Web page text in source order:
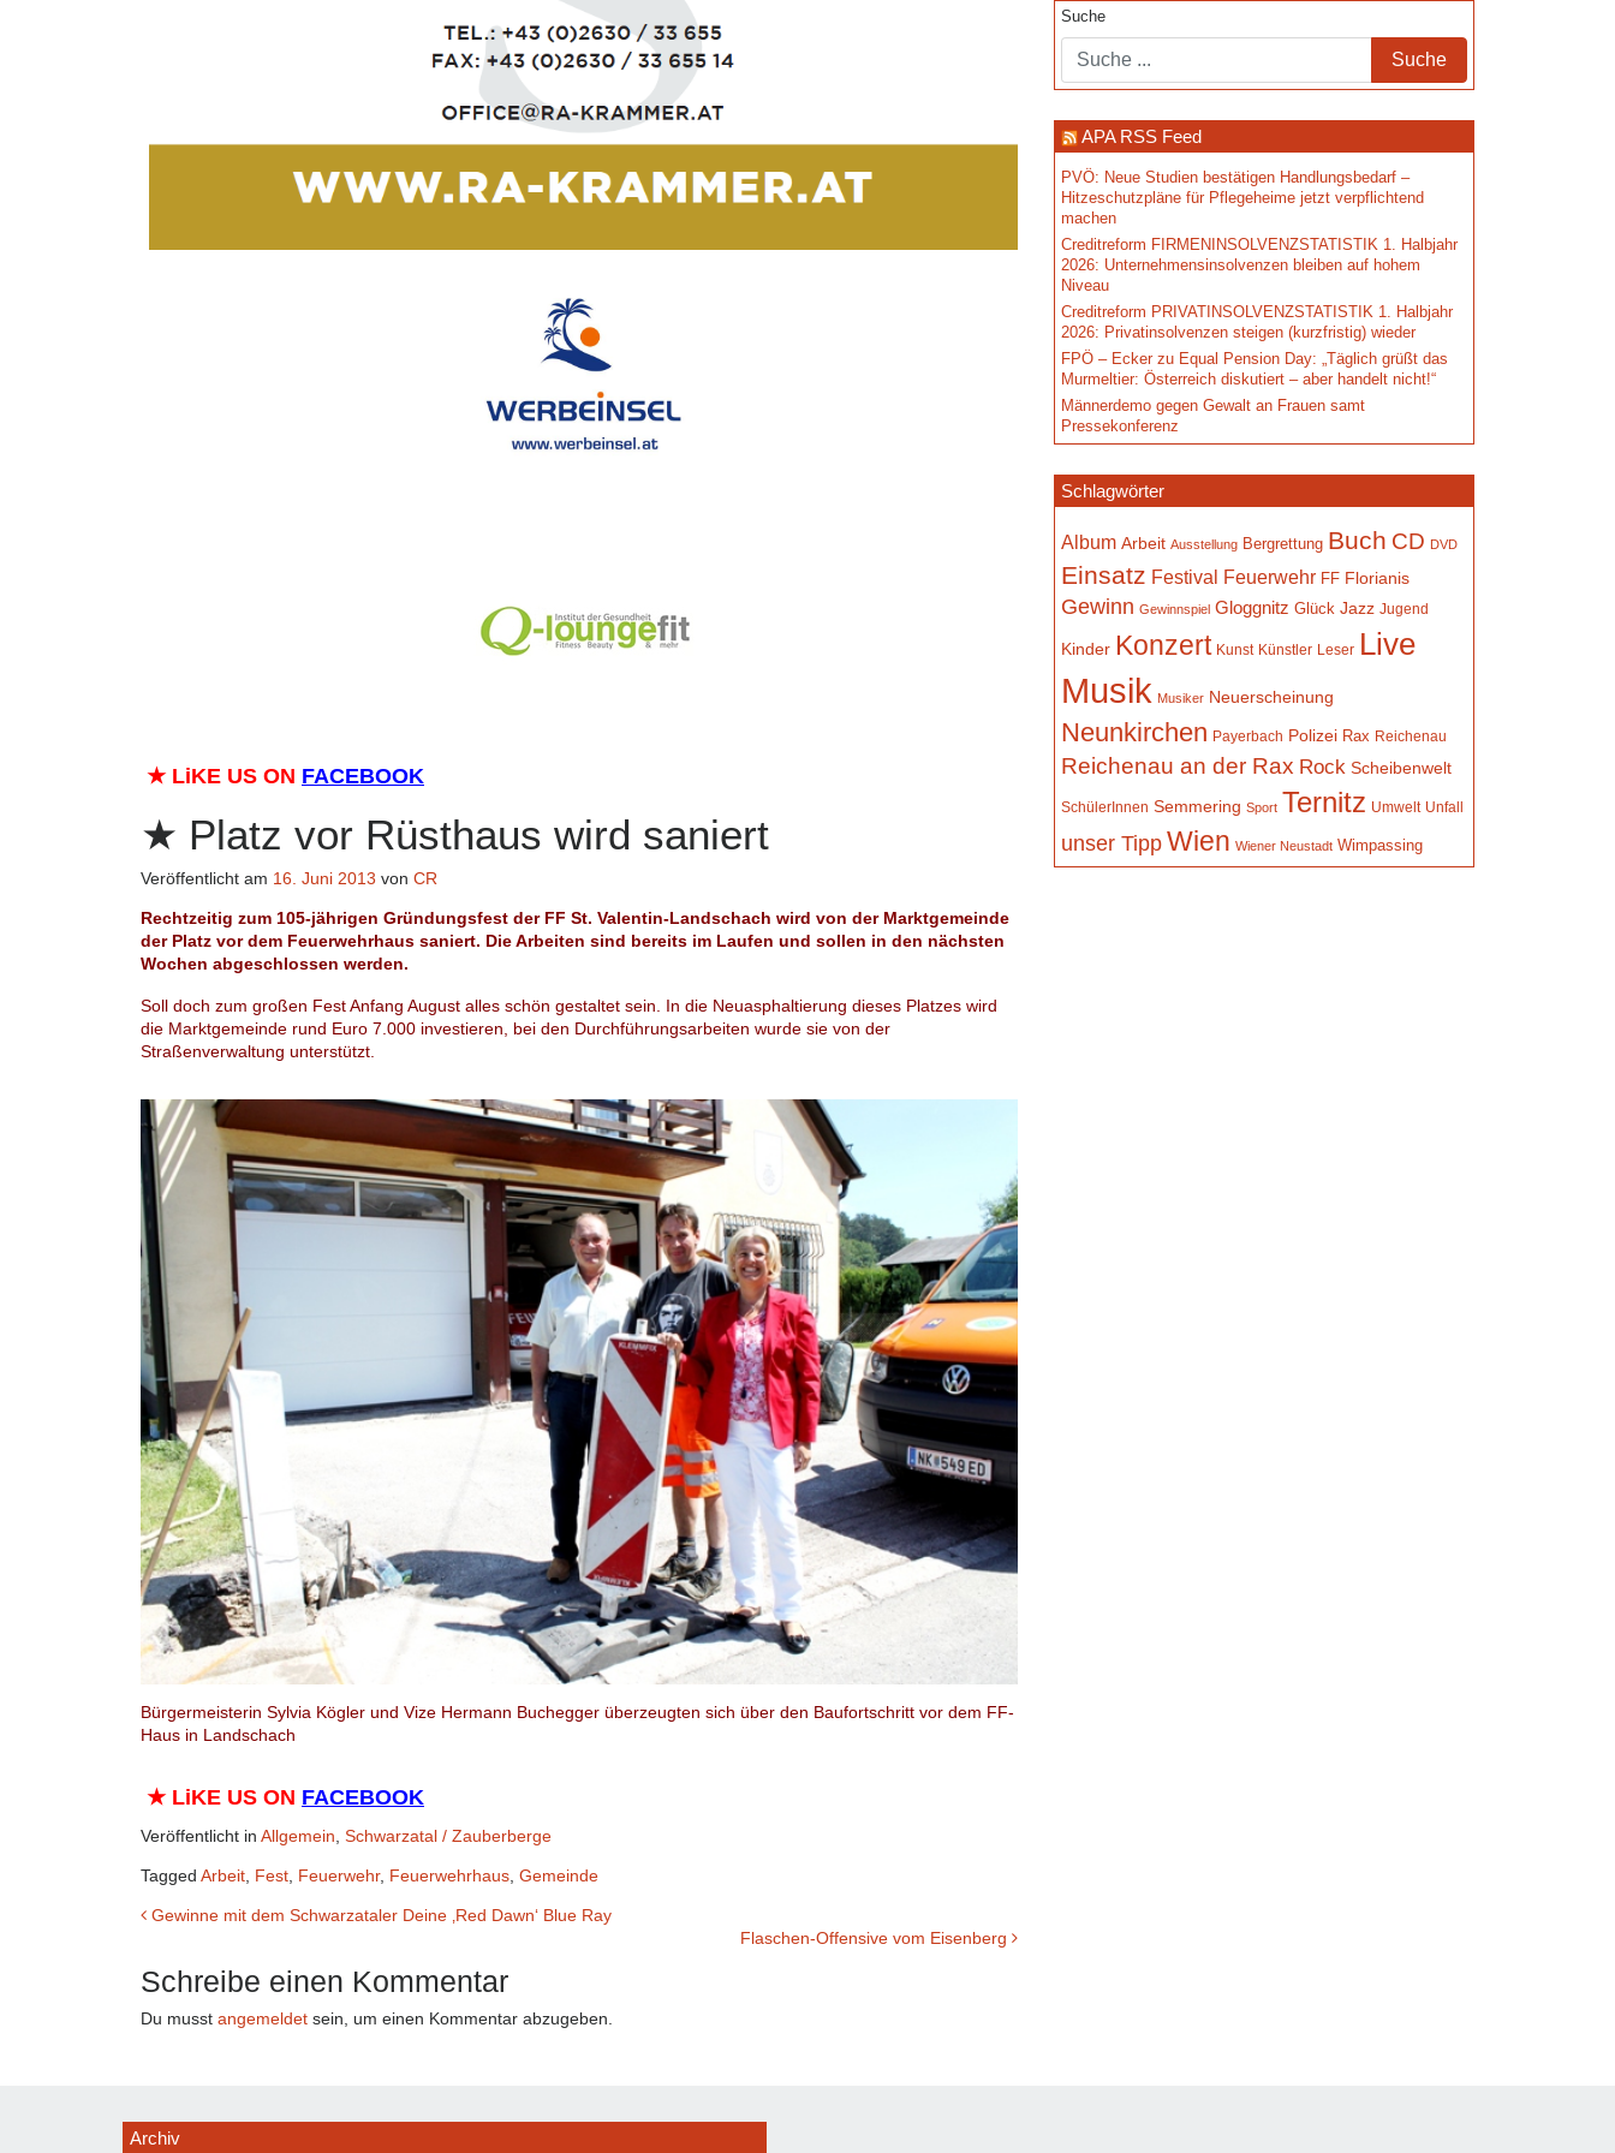
★ LiKE US ON FACEBOOK
Platz vor Rüsthaus wird saniert
Veröffentlicht am 16. Juni 2013 von CR
Rechtzeitig zum 105-jährigen Gründungsfest der FF St. Valentin-Landschach wird von der Marktgemeinde
der Platz vor dem Feuerwehrhaus saniert. Die Arbeiten sind bereits im Laufen und sollen in den nächsten
Wochen abgeschlossen werden.
Soll doch zum großen Fest Anfang August alles schön gestaltet sein. In die Neuasphaltierung dieses Platzes wird
die Marktgemeinde rund Euro 7.000 investieren, bei den Durchführungsarbeiten wurde sie von der
Straßenverwaltung unterstützt.
Bürgermeisterin Sylvia Kögler und Vize Hermann Buchegger überzeugten sich über den Baufortschritt vor dem FF-
Haus in Landschach
★ LiKE US ON FACEBOOK
Veröffentlicht in Allgemein Schwarzatal / Zauberberge
Tagged Arbeit Fest Feuerwehr, Feuerwehrhaus Gemeinde
Beitrags-
Gewinne mit dem Schwarzataler Deine ‚Red Dawn‘ Blue Ray
Flaschen-Offensive vom Eisenberg
Schreibe einen Kommentar
Du musst angemeldet sein, um einen Kommentar abzugeben.
Suche
APA RSS Feed
PVÖ: Neue Studien bestätigen Handlungsbedarf –
Hitzeschutzpläne für Pflegeheime jetzt verpflichtend
machen
Creditreform FIRMENINSOLVENZSTATISTIK 1. Halbjahr
2026: Unternehmensinsolvenzen bleiben auf hohem
Niveau
Creditreform PRIVATINSOLVENZSTATISTIK 1. Halbjahr
2026: Privatinsolvenzen steigen (kurzfristig) wieder
FPÖ – Ecker zu Equal Pension Day: „Täglich grüßt das
Murmeltier: Österreich diskutiert – aber handelt nicht!“
Männerdemo gegen Gewalt an Frauen samt
Pressekonferenz
Schlagwörter
Album Arbeit Ausstellung Bergrettung Buch CD DVD
Einsatz Festival Feuerwehr FF Florianis
Gewinn Gewinnspiel Gloggnitz Glück Jazz Jugend
Kinder Konzert Kunst Künstler Leser Live
Musik Musiker Neuerscheinung
Neunkirchen Payerbach Polizei Rax Reichenau
Reichenau an der Rax Rock Scheibenwelt
SchülerInnen Semmering Sport Ternitz Umwelt Unfall
unser TippWien Wiener Neustadt Wimpassing
Archiv